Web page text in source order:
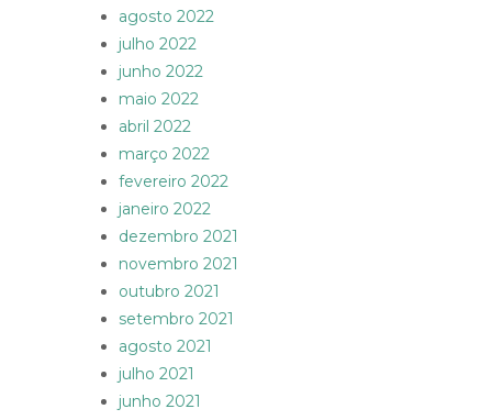
agosto 2022
julho 2022
junho 2022
maio 2022
abril 2022
março 2022
fevereiro 2022
janeiro 2022
dezembro 2021
novembro 2021
outubro 2021
setembro 2021
agosto 2021
julho 2021
junho 2021